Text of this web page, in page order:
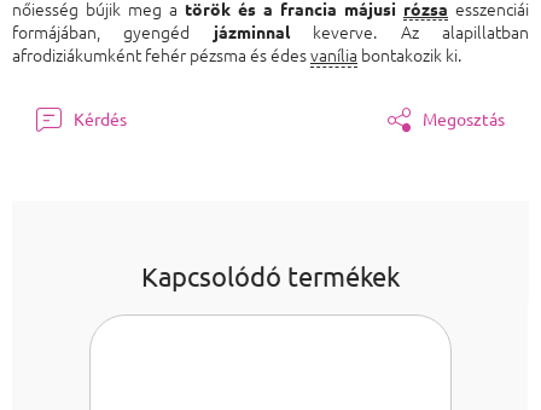
nőiesség bújik meg a török és a francia májusi rózsa esszenciái
formájában, gyengéd
jázminnalkeverve. Az alapillatban
afrodiziákumként fehér pézsma és édesvanília bontakozik ki.
Kérdés Megosztás
Kapcsolódó termékek